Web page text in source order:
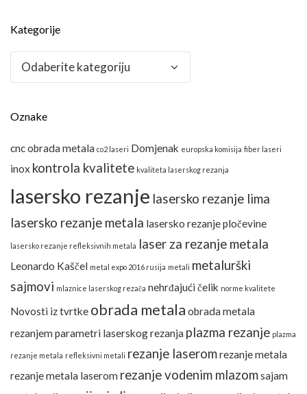
Kategorije
Kategorije
Oznake
cnc obrada metala co2 laseri Domjenak europska komisija fiber laseri
inox kontrola kvalitete kvaliteta laserskog rezanja
lasersko rezanje lasersko rezanje lima
lasersko rezanje metala lasersko rezanje pločevine
lasersko rezanje refleksivnih metala laser za rezanje metala
Leonardo Kaščel metal expo 2016 rusija metali metalurški
sajmovi mlaznice laserskog rezača nehrđajući čelik norme kvalitete
Novosti iz tvrtke obrada metala obrada metala
rezanjem parametri laserskog rezanja plazma rezanje plazma
rezanje metala refleksivni metali rezanje laseromrezanje metala
rezanje metala laserom rezanje vodenim mlazomsajam